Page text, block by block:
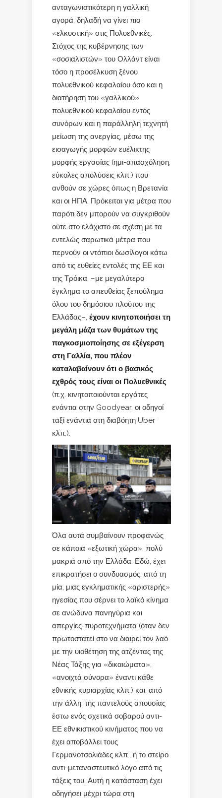
ανταγωνιστικότερη η γαλλική
αγορά, δηλαδή να γίνει πιο
«ελκυστική» στις Πολυεθνικές.
Στόχος της κυβέρνησης των
«σοσιαλιστών» του Ολλάντ είναι
τόσο η προσέλκυση ξένου
πολυεθνικού κεφαλαίου όσο και η
διατήρηση του «γαλλικού»
πολυεθνικού κεφαλαίου εντός
συνόρων και η παράλληλη τεχνητή
μείωση της ανεργίας, μέσω της
εισαγωγής μορφών ευέλικτης
μορφής εργασίας (ημι-απασχόληση,
εύκολες απολύσεις κλπ.) που
ανθούν σε χώρες όπως η Βρετανία
και οι ΗΠΑ. Πρόκειται για μέτρα που
παρότι δεν μπορούν να συγκριθούν
ούτε στο ελάχιστο σε σχέση με τα
εντελώς σαρωτικά μέτρα που
περνούν οι ντόπιοι δωσίλογοι κάτω
από τις ευθείες εντολές της ΕΕ και
της Τρόικα, –με μεγαλύτερο
έγκλημα το απευθείας ξεπούλημα
όλου του δημόσιου πλούτου της
Ελλάδας–, έχουν κινητοποιήσει τη
μεγάλη μάζα των θυμάτων της
παγκοσμιοποίησης σε εξέγερση
στη Γαλλία, που πλέον
καταλαβαίνουν ότι ο βασικός
εχθρός τους είναι οι Πολυεθνικές
(π.χ. κινητοποιούνται εργάτες
ενάντια στην Goodyear, οι οδηγοί
ταξί ενάντια στη διαβόητη Uber
κλπ.).
Όλα αυτά συμβαίνουν προφανώς
σε κάποια «εξωτική χώρα», πολύ
μακριά από την Ελλάδα. Εδώ, έχει
επικρατήσει ο συνδυασμός, από τη
μία, μιας εγκληματικής «αριστερής»
ηγεσίας που σέρνει το λαϊκό κίνημα
σε ανώδυνα πανηγύρια και
απεργίες-πυροτεχνήματα (όταν δεν
πρωτοστατεί στο να διαιρεί τον λαό
με την υιοθέτηση της ατζέντας της
Νέας Τάξης για «δικαιώματα»,
«ανοιχτά σύνορα» έναντι κάθε
εθνικής κυριαρχίας κλπ.) και, από
την άλλη, της παντελούς απουσίας
έστω ενός σχετικά σοβαρού αντι-
ΕΕ εθνικιστικού κινήματος που να
έχει αποβάλλει τους
Γερμανοτσολιάδες κλπ., ή το στείρο
αντι-μεταναστευτικό λόγο από τις
τάξεις του. Αυτή η κατάσταση έχει
οδηγήσει μέχρι τώρα στη